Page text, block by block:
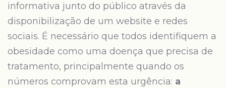
informativa junto do público através da
disponibilização de um website e redes
sociais. É necessário que todos identifiquem a
obesidade como uma doença que precisa de
tratamento, principalmente quando os
números comprovam esta urgência: a